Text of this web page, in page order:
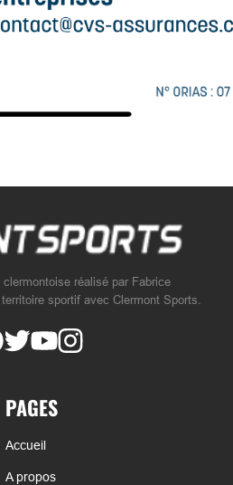
réalisé par Fabrice
sportif avec Clermont Sports.
PAGES
Accueil
A propos